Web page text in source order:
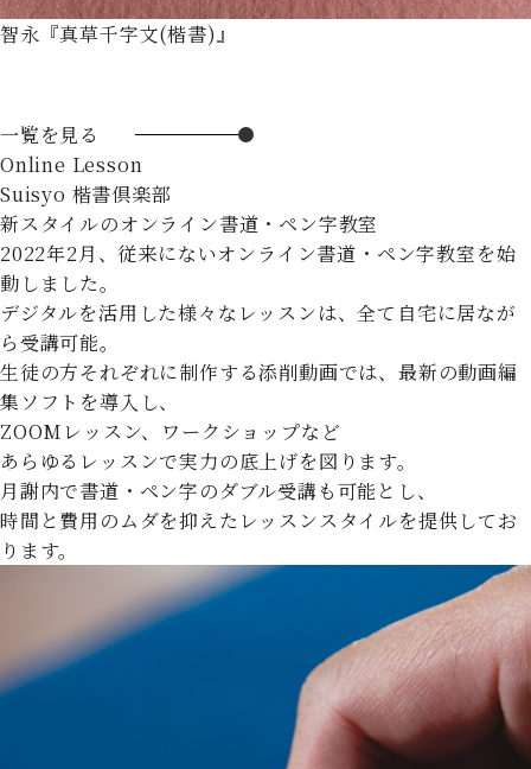
智永『真草千字文(楷書)』
一覧を見る
Online Lesson
Suisyo 楷書倶楽部
新スタイルのオンライン書道・ペン字教室
2022年2月、従来にないオンライン書道・ペン字教室を始
動しました。
デジタルを活用した様々なレッスンは、全て自宅に居なが
ら受講可能。
生徒の方それぞれに制作する添削動画では、最新の動画編
集ソフトを導入し、
ZOOMレッスン、ワークショップなど
あらゆるレッスンで実力の底上げを図ります。
月謝内で書道・ペン字のダブル受講も可能とし、
時間と費用のムダを抑えたレッスンスタイルを提供してお
ります。